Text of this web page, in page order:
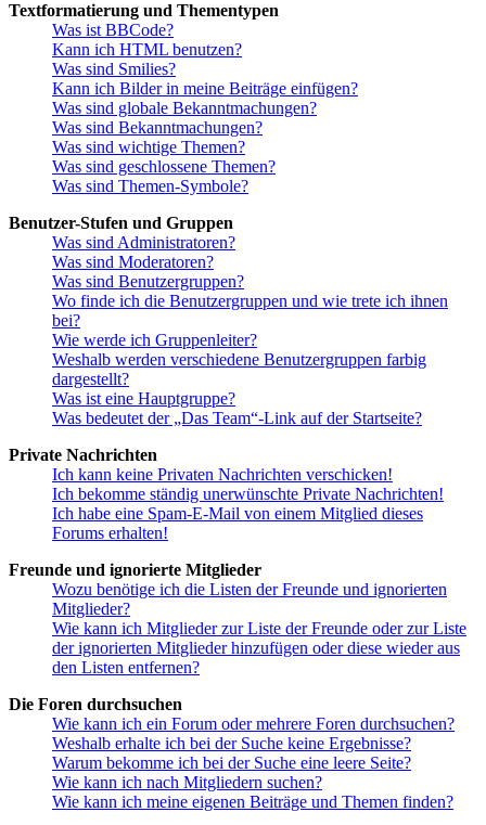
Textformatierung und Thementypen
Was ist BBCode?
Kann ich HTML benutzen?
Was sind Smilies?
Kann ich Bilder in meine Beiträge einfügen?
Was sind globale Bekanntmachungen?
Was sind Bekanntmachungen?
Was sind wichtige Themen?
Was sind geschlossene Themen?
Was sind Themen-Symbole?
Benutzer-Stufen und Gruppen
Was sind Administratoren?
Was sind Moderatoren?
Was sind Benutzergruppen?
Wo finde ich die Benutzergruppen und wie trete ich ihnen
bei?
Wie werde ich Gruppenleiter?
Weshalb werden verschiedene Benutzergruppen farbig
dargestellt?
Was ist eine Hauptgruppe?
Was bedeutet der „Das Team“-Link auf der Startseite?
Private Nachrichten
Ich kann keine Privaten Nachrichten verschicken!
Ich bekomme ständig unerwünschte Private Nachrichten!
Ich habe eine Spam-E-Mail von einem Mitglied dieses
Forums erhalten!
Freunde und ignorierte Mitglieder
Wozu benötige ich die Listen der Freunde und ignorierten
Mitglieder?
Wie kann ich Mitglieder zur Liste der Freunde oder zur Liste
der ignorierten Mitglieder hinzufügen oder diese wieder aus
den Listen entfernen?
Die Foren durchsuchen
Wie kann ich ein Forum oder mehrere Foren durchsuchen?
Weshalb erhalte ich bei der Suche keine Ergebnisse?
Warum bekomme ich bei der Suche eine leere Seite?
Wie kann ich nach Mitgliedern suchen?
Wie kann ich meine eigenen Beiträge und Themen finden?